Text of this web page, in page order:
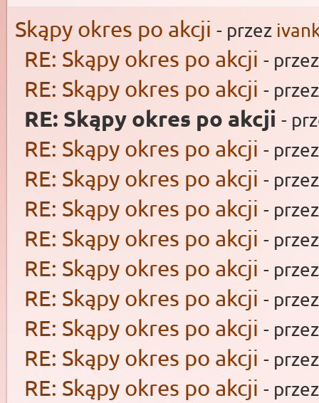
Skąpy okres po akcji - przez
RE: Skąpy okres po akcji -
RE: Skąpy okres po akcji -
RE: Skąpy okres po akcji -
RE: Skąpy okres po akcji -
RE: Skąpy okres po akcji -
RE: Skąpy okres po akcji -
RE: Skąpy okres po akcji -
RE: Skąpy okres po akcji -
RE: Skąpy okres po akcji -
RE: Skąpy okres po akcji -
RE: Skąpy okres po akcji -
RE: Skąpy okres po akcji -